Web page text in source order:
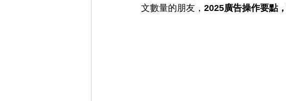
文數量的朋友， 2025廣告操作要點